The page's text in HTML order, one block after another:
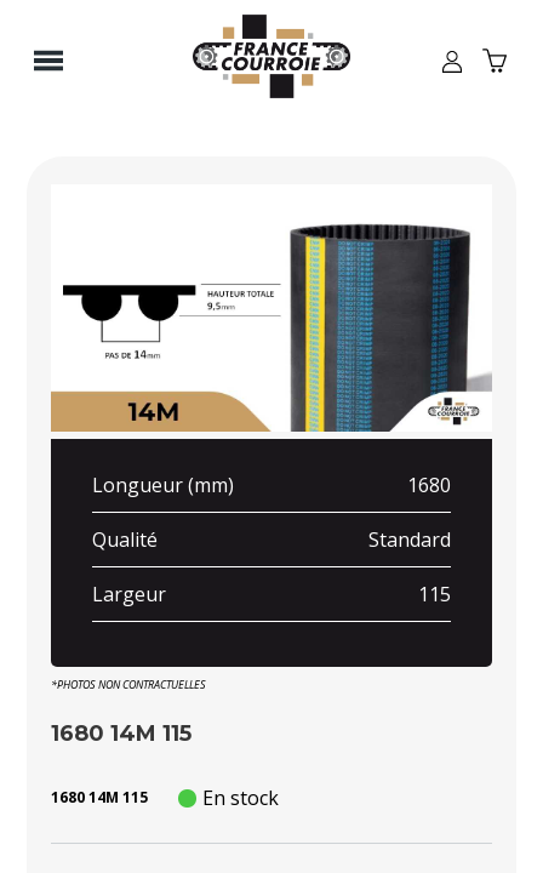
Longueur (mm) 1680
Qualité Standard
Largeur 115
*PHOTOS NON CONTRACTUELLES
1680 14M 115
1680 14M 115 En stock
Panneau de gestion des cookies